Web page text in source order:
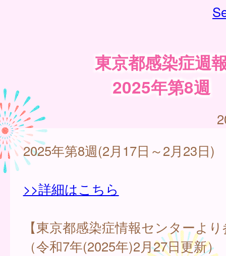
東京都感染症週
2025年第8週
2025年第8週(2月17日～2月23日)
>>詳細はこちら
【東京都感染症情報センターよ
（令和7年(2025年)2月27日更新）